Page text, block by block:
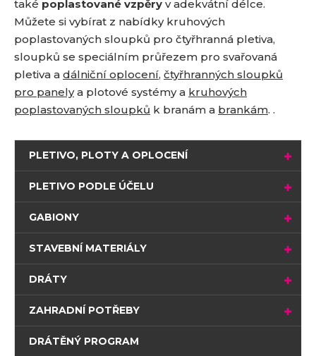
také poplastované vzpěry v adekvátní délce.
Můžete si vybírat z nabídky kruhových
poplastovaných sloupků pro čtyřhranná pletiva,
sloupků se speciálním průřezem pro svařovaná
pletiva a dálniční oplocení, čtyřhranných sloupků
pro panelya plotové systémy a kruhových
poplastovaných sloupků k branám a brankám. .
PLETIVO, PLOTY A OPLOCENÍ
PLETIVO PODLE ÚČELU
GABIONY
STAVEBNÍ MATERIÁLY
DRÁTY
ZAHRADNÍ POTŘEBY
DRÁTĚNÝ PROGRAM